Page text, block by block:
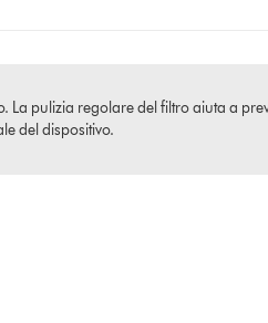
La pulizia regolare del filtro aiuta a
del dispositivo.